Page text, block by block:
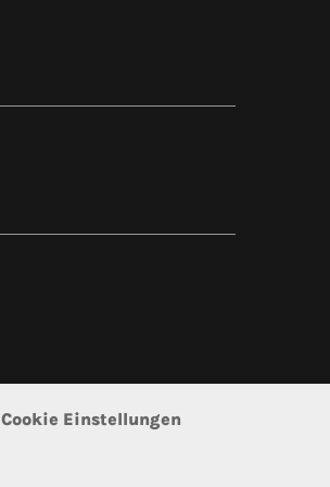
Cookie Einstellungen